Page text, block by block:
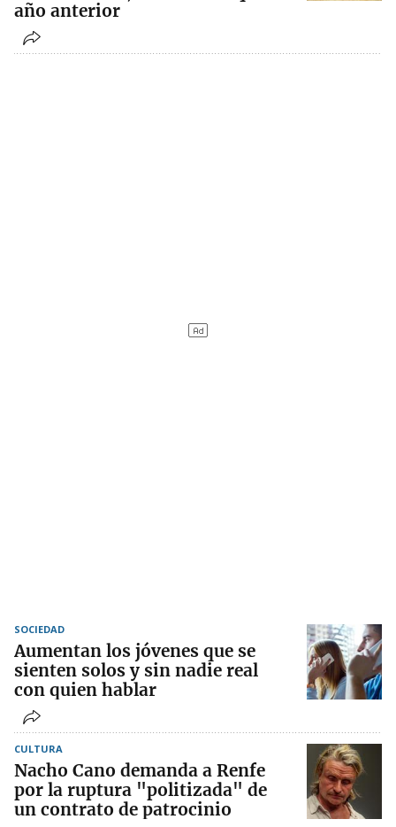
año anterior
SOCIEDAD
Aumentan los jóvenes que se
sienten solos y sin nadie real
con quien hablar
CULTURA
Nacho Cano demanda a Renfe
por la ruptura "politizada" de
un contrato de patrocinio